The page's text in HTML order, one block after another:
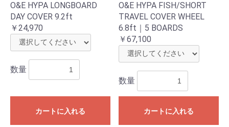
O&E HYPA LONGBOARD
DAY COVER 9.2ft
￥24,970
数量
カートに入れる
O&E HYPA FISH/SHORT
TRAVEL COVER WHEEL
6.8ft｜5 BOARDS
￥67,100
数量
カートに入れる